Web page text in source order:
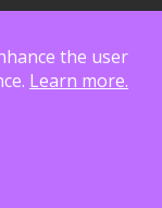
the user
Learn more.